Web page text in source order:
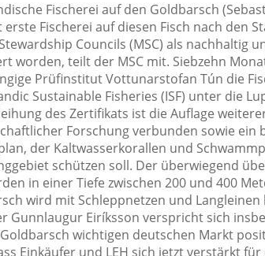
Fischerei auf den Goldbarsch
erste Fischerei auf diesen Fisch nach den
Councils (MSC) als nachhaltig
worden, teilt der MSC mit. Siebzehn
Prüfinstitut Vottunarstofan Tún die
Sustainable Fisheries (ISF) unter die
des Zertifikats ist die Auflage
Forschung verbunden sowie ein
der Kaltwasserkorallen und
schützen soll. Der überwiegend
in einer Tiefe zwischen 200 und 400
wird mit Schleppnetzen und Langleinen
Gunnlaugur Eiríksson verspricht sich
wichtigen deutschen Markt
Einkäufer und LEH sich jetzt verstärkt für